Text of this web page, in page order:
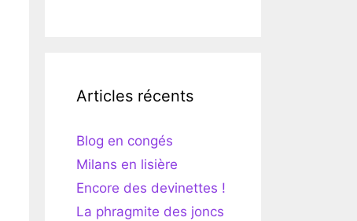
Articles récents
Blog en congés
Milans en lisière
Encore des devinettes !
La phragmite des joncs